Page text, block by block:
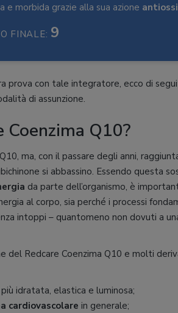
e morbida grazie alla sua azione
FINALE: 9
prova con tale integratore, ecco di
di assunzione.
Coenzima Q10?
ma, con il passare degli anni,
si abbassino. Essendo questa
da parte dell’organismo, è
al corpo, sia perché i processi
intoppi – quantomeno non dovuti a
del Redcare Coenzima Q10 e molti
idratata, elastica e luminosa;
cardiovascolare in generale;